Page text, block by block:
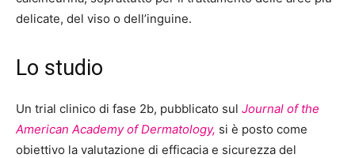
delicate, del viso o dell’inguine.
Lo studio
Un trial clinico di fase 2b, pubblicato sul Journal of the
American Academy of Dermatology, si è posto come
obiettivo la valutazione di efficacia e sicurezza del